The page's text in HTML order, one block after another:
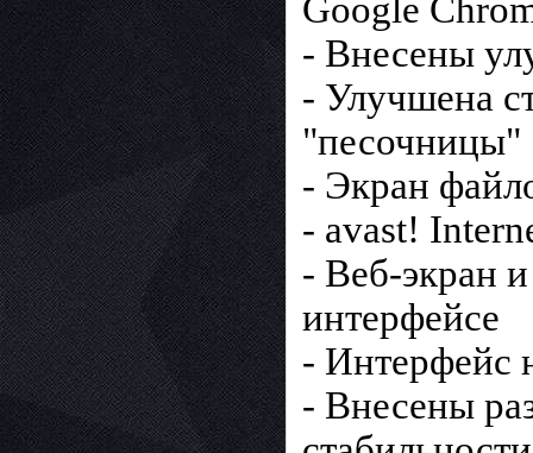
Google
- Внесены
- Улучшена
"песочницы"
- Экран
- avast!
- Веб-экран
интерфейсе
- Интерфейс
- Внесены